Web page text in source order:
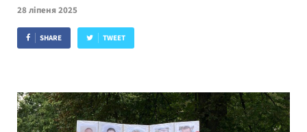
28 ліпеня 2025
SHARE TWEET